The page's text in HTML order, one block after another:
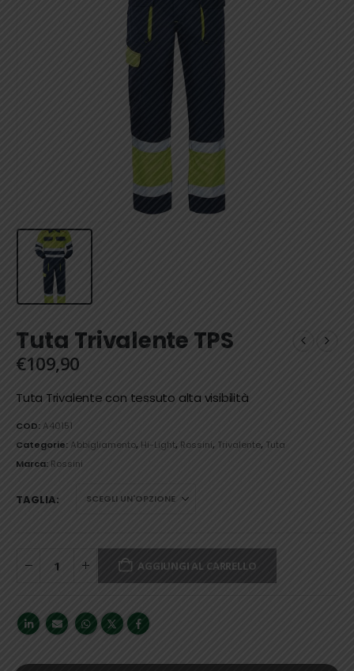
Tuta Trivalente TPS
€109,90
Tuta Trivalente con tessuto alta visibilità
COD:A40151
Categorie: Abbigliamento, Hi-Light, Rossini, Trivalente, Tuta
Marca: Rossini
TAGLIA
AGGIUNGI AL CARRELLO